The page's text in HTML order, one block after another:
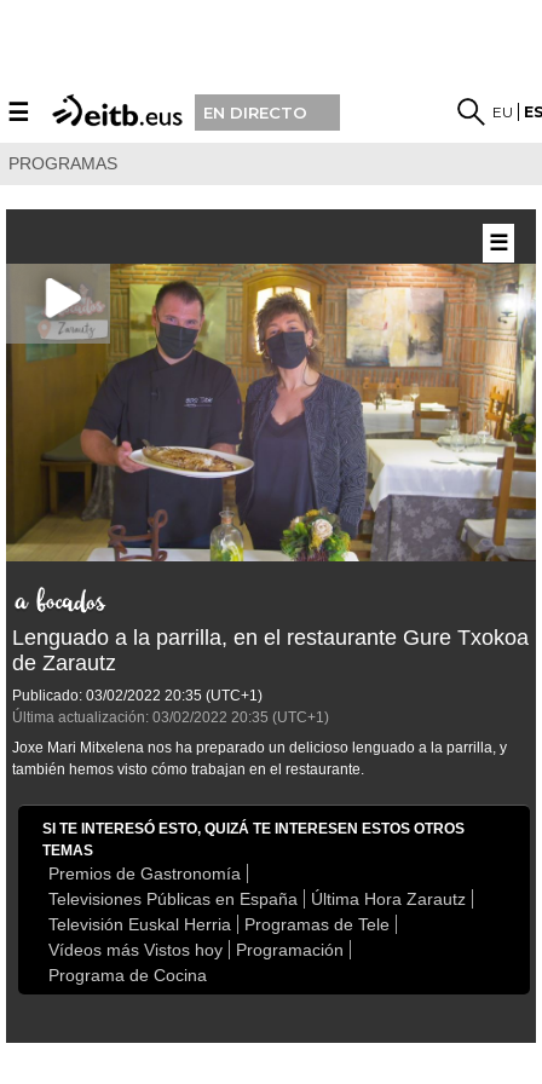
☰ EN DIRECTO EU
PROGRAMAS
Lenguado a la parrilla, en el restaurante Gure Txokoa
de Zarautz
Publicado: 03/02/2022 20:35 (UTC+1)
Última actualización: 03/02/2022 20:35 (UTC+1)
Joxe Mari Mitxelena nos ha preparado un delicioso lenguado a la parrilla, y
también hemos visto cómo trabajan en el restaurante.
SI TE INTERESÓ ESTO, QUIZÁ TE INTERESEN ESTOS OTROS
TEMAS
Premios de Gastronomía
Televisiones Públicas en España
Última Hora Zarautz
Televisión Euskal Herria
Programas de Tele
Vídeos más Vistos hoy
Programación
Programa de Cocina
☰